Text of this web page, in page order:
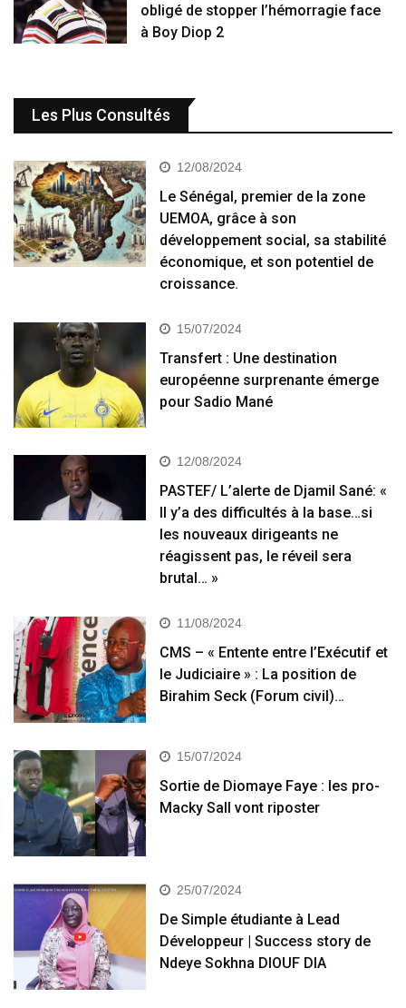
obligé de stopper l’hémorragie face
à Boy Diop 2
Les Plus Consultés
12/08/2024
Le Sénégal, premier de la zone
UEMOA, grâce à son
développement social, sa stabilité
économique, et son potentiel de
croissance.
15/07/2024
Transfert : Une destination
européenne surprenante émerge
pour Sadio Mané
12/08/2024
PASTEF/ L’alerte de Djamil Sané: «
Il y’a des difficultés à la base…si
les nouveaux dirigeants ne
réagissent pas, le réveil sera
brutal… »
11/08/2024
CMS – « Entente entre l’Exécutif et
le Judiciaire » : La position de
Birahim Seck (Forum civil)…
15/07/2024
Sortie de Diomaye Faye : les pro-
Macky Sall vont riposter
25/07/2024
De Simple étudiante à Lead
Développeur | Success story de
Ndeye Sokhna DIOUF DIA